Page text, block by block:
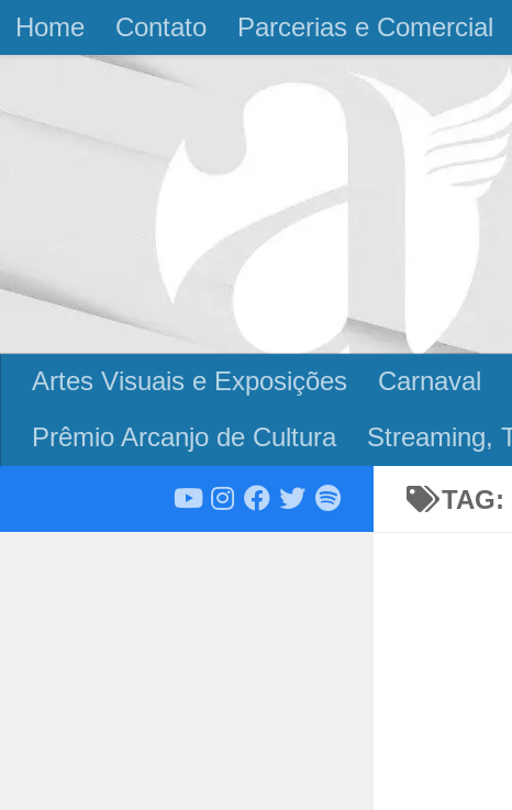
Skip to content
Home Contato Parcerias e Comercial
Artes Visuais e Exposições Carnaval
Prêmio Arcanjo de Cultura
Streaming,
TAG: